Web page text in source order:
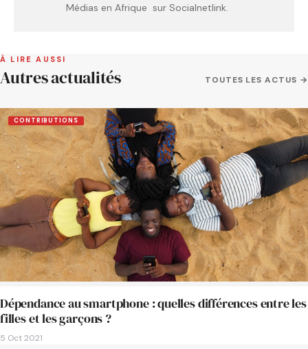
Médias en Afrique sur Socialnetlink.
À LIRE AUSSI
Autres actualités TOUTES LES ACTUS →
CONTRIBUTIONS
Dépendance au smartphone : quelles différences entre les
filles et les garçons ?
5 Oct 2021